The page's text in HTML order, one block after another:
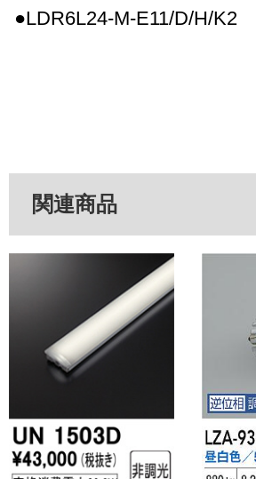
●LDR6L24-M-E11/D/H/K2
関連商品